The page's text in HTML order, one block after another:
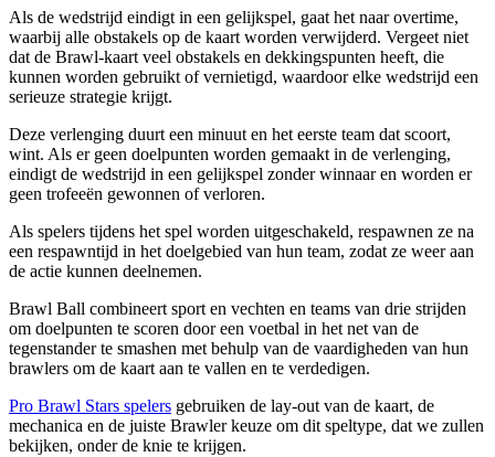
Als de wedstrijd eindigt in een gelijkspel, gaat het naar overtime,
waarbij alle obstakels op de kaart worden verwijderd. Vergeet niet
dat de Brawl-kaart veel obstakels en dekkingspunten heeft, die
kunnen worden gebruikt of vernietigd, waardoor elke wedstrijd een
serieuze strategie krijgt.
Deze verlenging duurt een minuut en het eerste team dat scoort,
wint. Als er geen doelpunten worden gemaakt in de verlenging,
eindigt de wedstrijd in een gelijkspel zonder winnaar en worden er
geen trofeeën gewonnen of verloren.
Als spelers tijdens het spel worden uitgeschakeld, respawnen ze na
een respawntijd in het doelgebied van hun team, zodat ze weer aan
de actie kunnen deelnemen.
Brawl Ball combineert sport en vechten en teams van drie strijden
om doelpunten te scoren door een voetbal in het net van de
tegenstander te smashen met behulp van de vaardigheden van hun
brawlers om de kaart aan te vallen en te verdedigen.
Pro Brawl Stars spelers gebruiken de lay-out van de kaart, de
mechanica en de juiste Brawler keuze om dit speltype, dat we zullen
bekijken, onder de knie te krijgen.